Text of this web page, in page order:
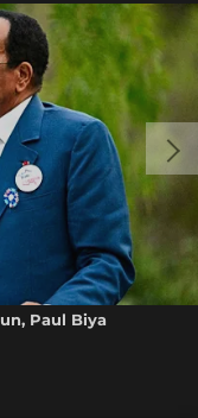
Paul Biya